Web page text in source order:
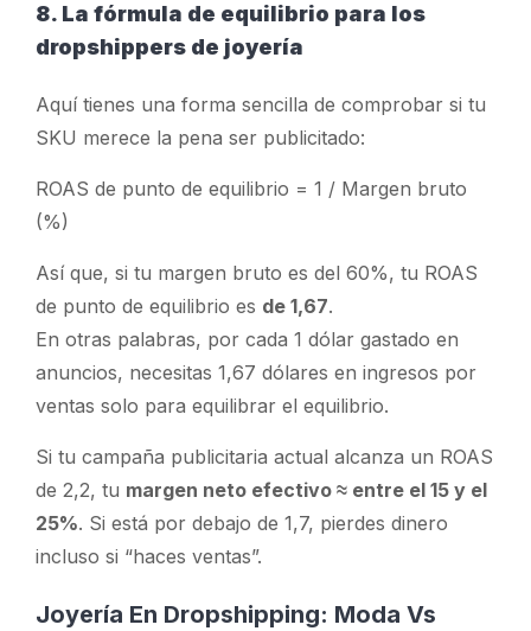
8. La fórmula de equilibrio para los
dropshippers de joyería
Aquí tienes una forma sencilla de comprobar si tu
SKU merece la pena ser publicitado:
ROAS de punto de equilibrio = 1 / Margen bruto
(%)
Así que, si tu margen bruto es del 60%, tu ROAS
de punto de equilibrio es de 1,67.
En otras palabras, por cada 1 dólar gastado en
anuncios, necesitas 1,67 dólares en ingresos por
ventas solo para equilibrar el equilibrio.
Si tu campaña publicitaria actual alcanza un ROAS
de 2,2, tu margen neto efectivo ≈ entre el 15 y el
25%. Si está por debajo de 1,7, pierdes dinero
incluso si “haces ventas”.
Joyería En Dropshipping: Moda Vs